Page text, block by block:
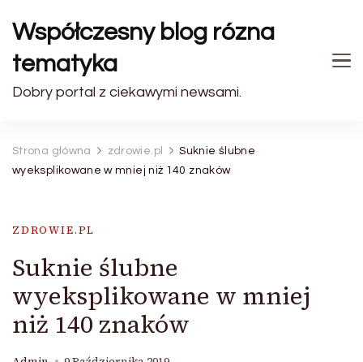
Współczesny blog rózna
tematyka
Dobry portal z ciekawymi newsami.
Strona główna zdrowie.pl
Suknie ślubne
wyeksplikowane w mniej niż 140 znaków
ZDROWIE.PL
Suknie ślubne
wyeksplikowane w mniej
niż 140 znaków